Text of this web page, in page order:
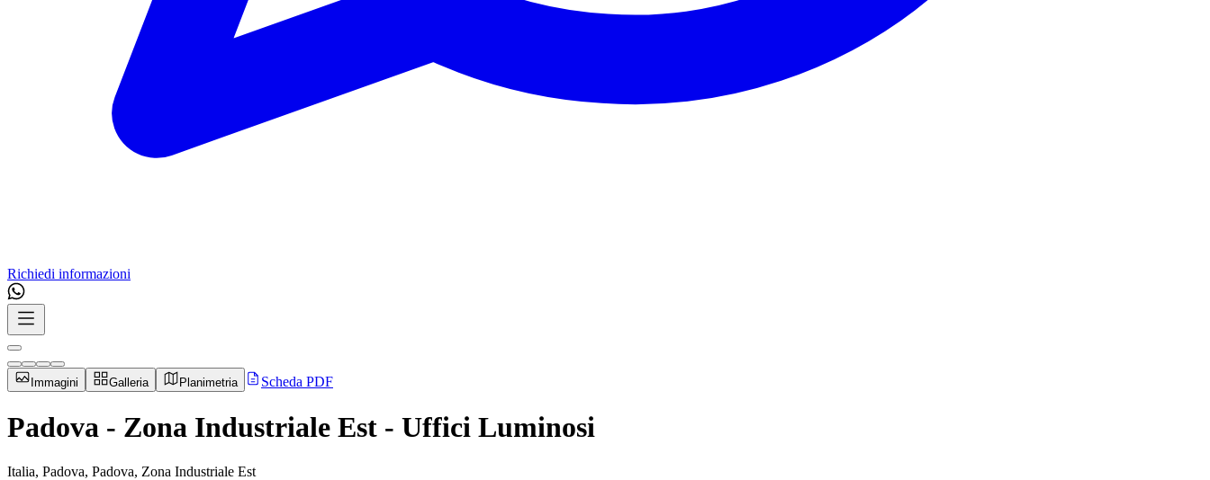
Richiedi informazioni
Immagini Galleria Planimetria Scheda PDF
Padova - Zona Industriale Est - Uffici Luminosi
Italia, Padova, Padova, Zona Industriale Est